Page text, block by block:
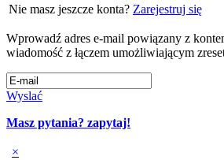
Nie masz jeszcze konta? Zarejestruj się
Wprowadź adres e-mail powiązany z
wiadomość z łączem umożliwiającym
Wyslać
Masz pytania? zapytaj!
×